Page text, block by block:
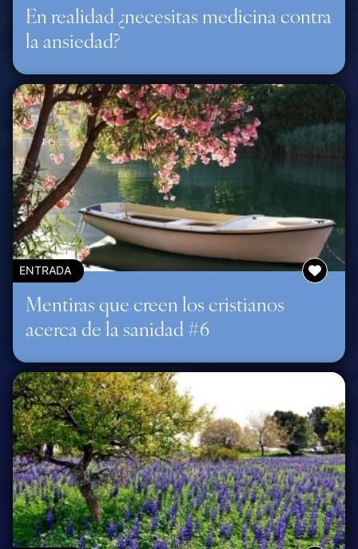
En realidad ¿necesitas medicina contra
la ansiedad?
ENTRADA
Mentiras que creen los cristianos
acerca de la sanidad #6